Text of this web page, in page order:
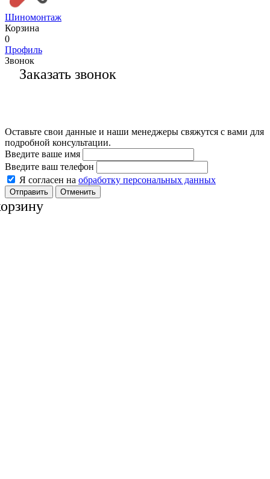
Шиномонтаж
Корзина
0
Профиль
Звонок
Заказать звонок
Оставьте свои данные и наши менеджеры свяжутся с вами для
подробной консультации.
Введите ваше имя
Введите ваш телефон
Я согласен на обработку персональных данных
Отменить